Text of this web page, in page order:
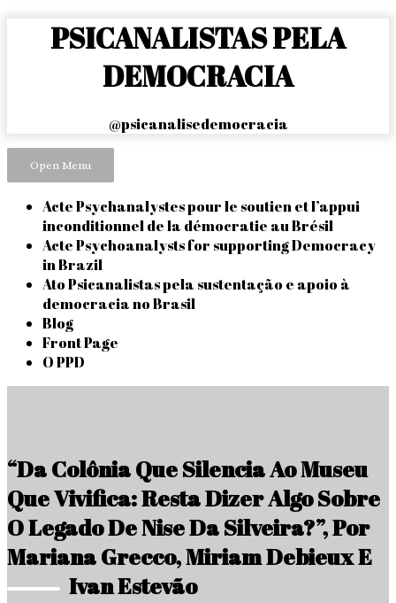
PSICANALISTAS PELA
DEMOCRACIA
@psicanalisedemocracia
Open Menu
Acte Psychanalystes pour le soutien et l’appui
inconditionnel de la démocratie au Brésil
Acte Psychoanalysts for supporting Democracy
in Brazil
Ato Psicanalistas pela sustentação e apoio à
democracia no Brasil
Blog
Front Page
O PPD
“Da Colônia Que Silencia Ao Museu
Que Vivifica: Resta Dizer Algo Sobre
O Legado De Nise Da Silveira?”, Por
Mariana Grecco, Miriam Debieux E
Ivan Estevão